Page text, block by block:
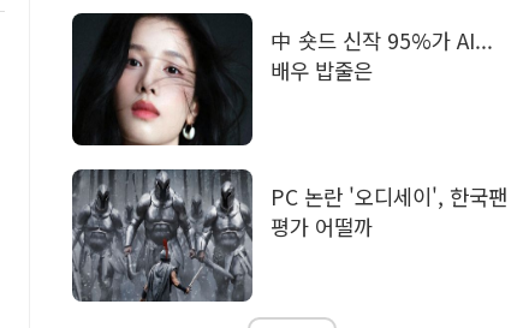
中 숏드 신작 95%가 AI...
배우 밥줄은
PC 논란 '오디세이', 한국팬
평가 어떨까